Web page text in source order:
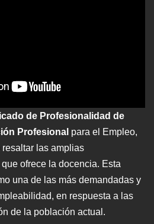
de Profesionalidad de
Profesional para el Empleo,
las amplias
ofrece la docencia. Esta
una de las más demandadas y
en respuesta a las
de la población actual.